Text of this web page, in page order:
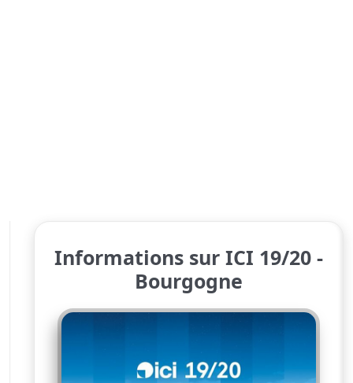
Informations sur ICI 19/20 -
Bourgogne